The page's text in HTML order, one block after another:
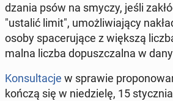
dza­nia psów na smyczy, jeśli
"ustalić limit", umoż­li­wia­ją­cy
osoby spa­ce­ru­ją­ce z większą
mal­na liczba do­pusz­czal­na w
Kon­sul­ta­cje w sprawie
koń­czą się w nie­dzie­lę, 15